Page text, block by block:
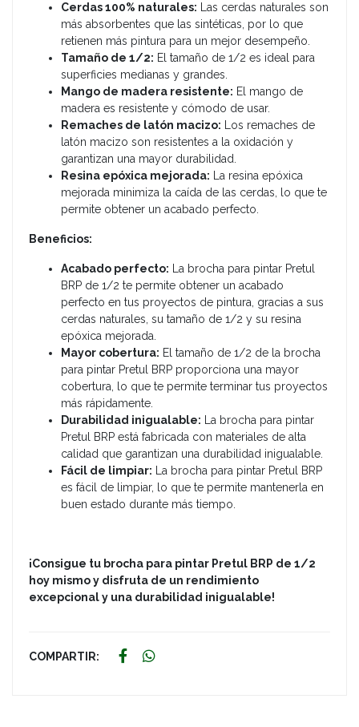
Cerdas 100% naturales: Las cerdas naturales son
más absorbentes que las sintéticas, por lo que
retienen más pintura para un mejor desempeño.
Tamaño de 1/2: El tamaño de 1/2 es ideal para
superficies medianas y grandes.
Mango de madera resistente: El mango de
madera es resistente y cómodo de usar.
Remaches de latón macizo: Los remaches de
latón macizo son resistentes a la oxidación y
garantizan una mayor durabilidad.
Resina epóxica mejorada: La resina epóxica
mejorada minimiza la caída de las cerdas, lo que te
permite obtener un acabado perfecto.
Beneficios:
Acabado perfecto: La brocha para pintar Pretul
BRP de 1/2 te permite obtener un acabado
perfecto en tus proyectos de pintura, gracias a sus
cerdas naturales, su tamaño de 1/2 y su resina
epóxica mejorada.
Mayor cobertura: El tamaño de 1/2 de la brocha
para pintar Pretul BRP proporciona una mayor
cobertura, lo que te permite terminar tus proyectos
más rápidamente.
Durabilidad inigualable: La brocha para pintar
Pretul BRP está fabricada con materiales de alta
calidad que garantizan una durabilidad inigualable.
Fácil de limpiar: La brocha para pintar Pretul BRP
es fácil de limpiar, lo que te permite mantenerla en
buen estado durante más tiempo.
¡Consigue tu brocha para pintar Pretul BRP de 1/2
hoy mismo y disfruta de un rendimiento
excepcional y una durabilidad inigualable!
COMPARTIR: